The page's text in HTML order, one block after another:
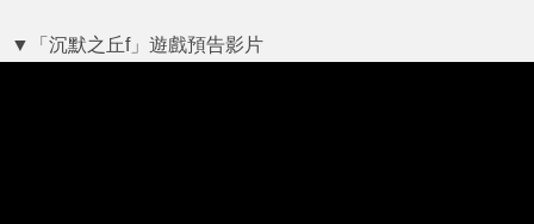
▼「沉默之丘f」遊戲預告影片